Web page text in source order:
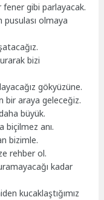
fener gibi parlayacak.
pusulası olmaya
bizi
gökyüzüne.
bir araya geleceğiz.
büyük.
biçilmez anı.
bizimle.
rehber ol.
kadar
kucaklaştığımız